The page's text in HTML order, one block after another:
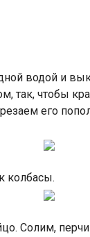
водой и
так, чтобы
его
колбасы.
Солим,